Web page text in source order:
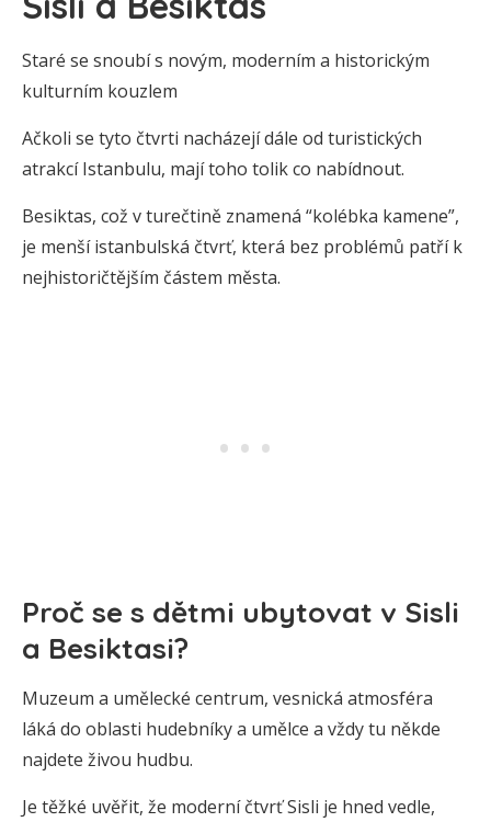
Staré se snoubí s novým, moderním a historickým
kulturním kouzlem
Ačkoli se tyto čtvrti nacházejí dále od turistických
atrakcí Istanbulu, mají toho tolik co nabídnout.
Besiktas, což v turečtině znamená “kolébka kamene”,
je menší istanbulská čtvrť, která bez problémů patří k
nejhistoričtějším částem města.
Proč se s dětmi ubytovat v Sisli
a Besiktasi?
Muzeum a umělecké centrum, vesnická atmosféra
láká do oblasti hudebníky a umělce a vždy tu někde
najdete živou hudbu.
Je těžké uvěřit, že moderní čtvrť Sisli je hned vedle,